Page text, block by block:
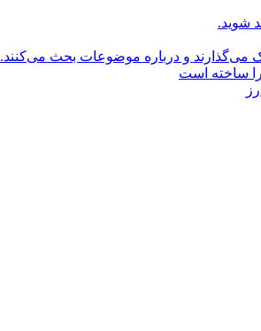
شوید.
می‌گذارند و درباره موضوعات بحث می‌کنند.
ساخته است